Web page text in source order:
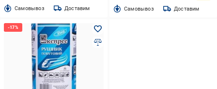
Cамовывоз Доставим Cамовывоз Доставим